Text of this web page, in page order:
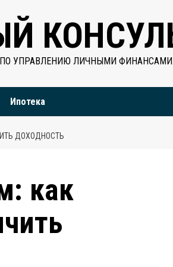
УПРАВЛЕНИЮ ЛИЧНЫМИ
Ипотека
ДОХОДНОСТЬ
как